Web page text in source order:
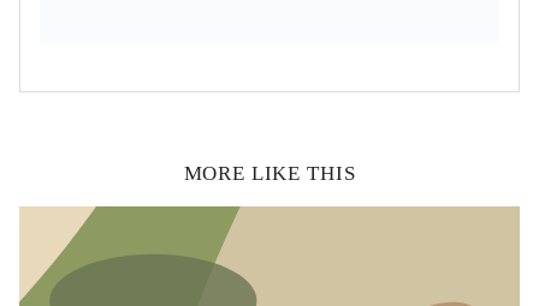
MORE LIKE THIS